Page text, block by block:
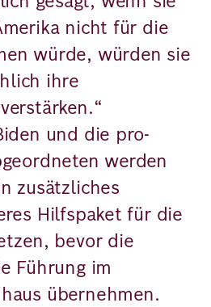
nicht für die
würde, würden sie
ihre
und die pro-
werden
zusätzliches
Hilfspaket für die
bevor die
Führung im
übernehmen.